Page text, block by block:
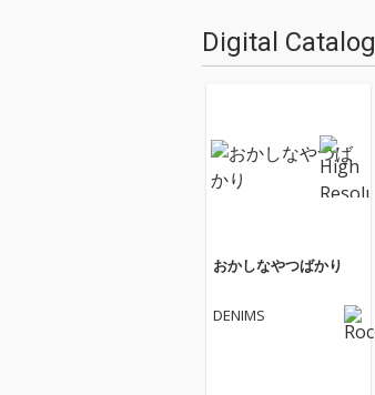
Digital Catalog
おかしなやつばかり
DENIMS